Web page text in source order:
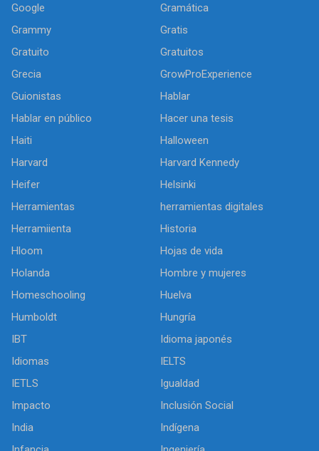
Google
Gramática
Grammy
Gratis
Gratuito
Gratuitos
Grecia
GrowProExperience
Guionistas
Hablar
Hablar en público
Hacer una tesis
Haiti
Halloween
Harvard
Harvard Kennedy
Heifer
Helsinki
Herramientas
herramientas digitales
Herramiienta
Historia
Hloom
Hojas de vida
Holanda
Hombre y mujeres
Homeschooling
Huelva
Humboldt
Hungría
IBT
Idioma japonés
Idiomas
IELTS
IETLS
Igualdad
Impacto
Inclusión Social
India
Indígena